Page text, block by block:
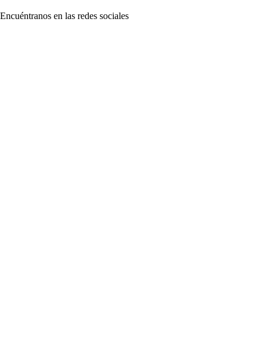
Encuéntranos en las redes sociales